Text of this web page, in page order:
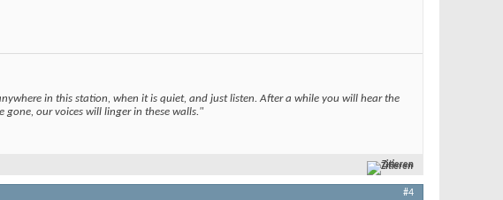
in this station, when it is quiet, and just listen. After a while you will hear the
gone, our voices will linger in these walls."
Zitieren
#4